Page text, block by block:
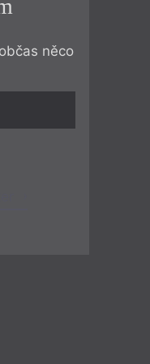
něco